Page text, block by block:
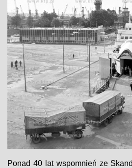
Ponad 40 lat wspomnień ze